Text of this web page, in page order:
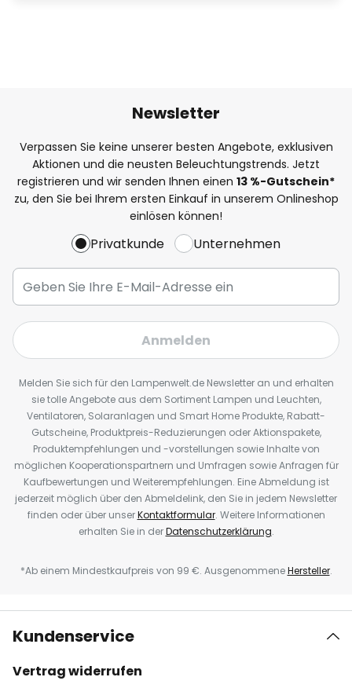
Newsletter
Verpassen Sie keine unserer besten Angebote, exklusiven
Aktionen und die neusten Beleuchtungstrends. Jetzt
registrieren und wir senden Ihnen einen 13 %-Gutschein*
zu, den Sie bei Ihrem ersten Einkauf in unserem Onlineshop
einlösen können!
Privatkunde Unternehmen
Anmelden
Melden Sie sich für den Lampenwelt.de Newsletter an und erhalten
sie tolle Angebote aus dem Sortiment Lampen und Leuchten,
Ventilatoren, Solaranlagen und Smart Home Produkte, Rabatt-
Gutscheine, Produktpreis-Reduzierungen oder Aktionspakete,
Produktempfehlungen und -vorstellungen sowie Inhalte von
möglichen Kooperationspartnern und Umfragen sowie Anfragen für
Kaufbewertungen und Weiterempfehlungen. Eine Abmeldung ist
jederzeit möglich über den Abmeldelink, den Sie in jedem Newsletter
finden oder über unserKontaktformular. Weitere Informationen
erhalten Sie in derDatenschutzerklärung.
*Ab einem Mindestkaufpreis von 99 €. AusgenommeneHersteller.
Kundenservice
Vertrag widerrufen